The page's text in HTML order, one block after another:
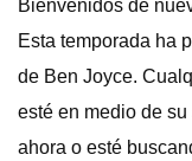
Bienvenidos de
Esta temporada ha
de Ben Joyce.
esté en medio de
ahora o esté